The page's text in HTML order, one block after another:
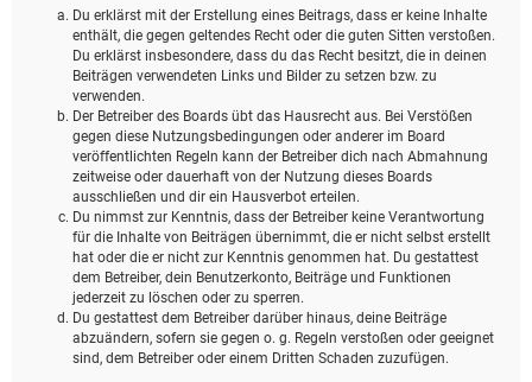
Du erklärst mit der Erstellung eines Beitrags, dass er keine Inhalte
enthält, die gegen geltendes Recht oder die guten Sitten verstoßen.
Du erklärst insbesondere, dass du das Recht besitzt, die in deinen
Beiträgen verwendeten Links und Bilder zu setzen bzw. zu
verwenden.
Der Betreiber des Boards übt das Hausrecht aus. Bei Verstößen
gegen diese Nutzungsbedingungen oder anderer im Board
veröffentlichten Regeln kann der Betreiber dich nach Abmahnung
zeitweise oder dauerhaft von der Nutzung dieses Boards
ausschließen und dir ein Hausverbot erteilen.
Du nimmst zur Kenntnis, dass der Betreiber keine Verantwortung
für die Inhalte von Beiträgen übernimmt, die er nicht selbst erstellt
hat oder die er nicht zur Kenntnis genommen hat. Du gestattest
dem Betreiber, dein Benutzerkonto, Beiträge und Funktionen
jederzeit zu löschen oder zu sperren.
Du gestattest dem Betreiber darüber hinaus, deine Beiträge
abzuändern, sofern sie gegen o. g. Regeln verstoßen oder geeignet
sind, dem Betreiber oder einem Dritten Schaden zuzufügen.